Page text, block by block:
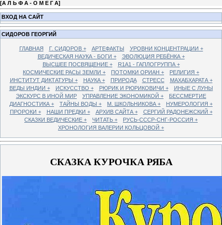
[А Л Ь Ф А - О М Е Г А]
ВХОД НА САЙТ
СИДОРОВ ГЕОРГИЙ
ГЛАВНАЯ Г. СИДОРОВ + АРТЕФАКТЫ
УРОВНИ КОНЦЕНТРАЦИИ +
ВЕДИЧЕСКАЯ НАУКА - БОГИ +
ЭВОЛЮЦИЯ РЕБЁНКА +
ВЫСШЕЕ ПОСВЯЩЕНИЕ +
R1A1 - ГАПЛОГРУППА +
КОСМИЧЕСКИЕ РАСЫ ЗЕМЛИ +
ПОТОМКИ ОРИАН +
РЕЛИГИЯ +
ИНСТИТУТ ДИКТАТУРЫ +
НАУКА + ПРИРОДА СТРЕСС
МАХАБХАРАТА +
ВЕДЫ ИНДИИ +
ИСКУССТВО + РЮРИК И РЮРИКОВИЧИ +
ИНЫЕ С ЛУНЫ
ЭКСКУРС В ИНОЙ МИР
УПРАВЛЕНИЕ ЭКОНОМИКОЙ +
БЕССМЕРТИЕ
ДИАГНОСТИКА +
ТАЙНЫ ВОДЫ + М. ШКОЛЬНИКОВА +
НУМЕРОЛОГИЯ +
ПРОРОКИ +
НАШИ ПРЕДКИ + АРХИВ САЙТА +
СЕРГИЙ РАДОНЕЖСКИЙ +
СКАЗКИ ВЕДИЧЕСКИЕ +
ЧИТАТЬ +
РУСЬ-СССР-СНГ-РОССИЯ +
ХРОНОЛОГИЯ ВАЛЕРИИ КОЛЬЦОВОЙ +
СКАЗКА КУРОЧКА РЯБА